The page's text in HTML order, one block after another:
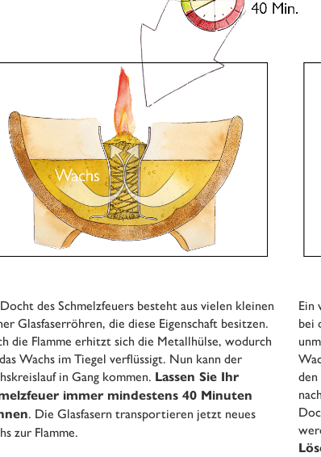
des Schmelzfeuers besteht aus vielen kleinen
Glasfaserröhren, die diese Eigenschaft besitzen.
die Flamme erhitzt sich die Metallhülse, wodurch
Wachs im Tiegel verflüssigt. Nun kann der
in Gang kommen. Lassen Sie Ihr
immer mindestens 40 Minuten
. Die Glasfasern transportieren jetzt neues
zur Flamme.
Ein
bei